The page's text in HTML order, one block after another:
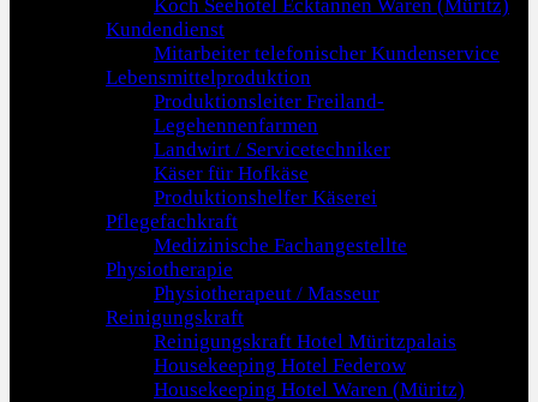
Koch Seehotel Ecktannen Waren (Müritz)
Kundendienst
Mitarbeiter telefonischer Kundenservice
Lebensmittelproduktion
Produktionsleiter Freiland-
Legehennenfarmen
Landwirt / Servicetechniker
Käser für Hofkäse
Produktionshelfer Käserei
Pflegefachkraft
Medizinische Fachangestellte
Physiotherapie
Physiotherapeut / Masseur
Reinigungskraft
Reinigungskraft Hotel Müritzpalais
Housekeeping Hotel Federow
Housekeeping Hotel Waren (Müritz)